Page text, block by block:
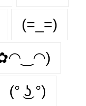
(=_=)
(° ͜ʖ °)